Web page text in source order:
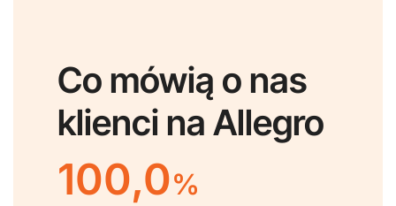
Co mówią o nas
klienci na Allegro
100,0%